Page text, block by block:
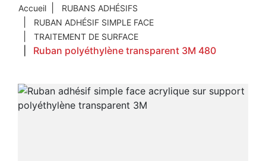
Accueil
RUBANS ADHÉSIFS
RUBAN ADHÉSIF SIMPLE FACE
TRAITEMENT DE SURFACE
Ruban polyéthylène transparent 3M 480